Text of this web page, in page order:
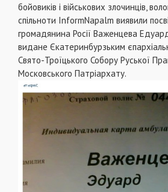
бойовиків і військових злочинців,
спільноти InformNapalm виявили
громадянина Росії Важенцева
видане Єкатеринбурзьким
Свято-Троїцького Собору Руської
Московського Патріархату.